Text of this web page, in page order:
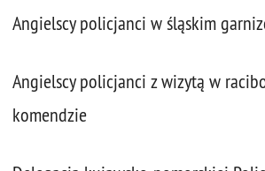
Angielscy policjanci w śląskim
Angielscy policjanci z wizytą w
komendzie